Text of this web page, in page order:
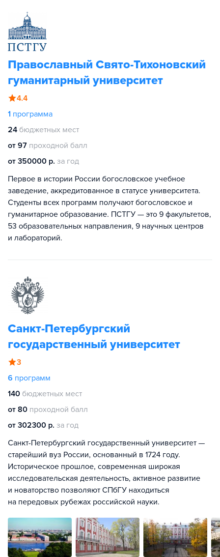
Православный Свято-Тихоновский
гуманитарный университет
4.4
1 программа
24 бюджетных мест
от 97 проходной балл
от 350000 р. за год
Первое в истории России богословское учебное
заведение, аккредитованное в статусе университета.
Студенты всех программ получают богословское и
гуманитарное образование. ПСТГУ — это 9 факультетов,
53 образовательных направления, 9 научных центров
и лабораторий.
Санкт-Петербургский
государственный университет
3
6 программ
140 бюджетных мест
от 80 проходной балл
от 302300 р. за год
Санкт-Петербургский государственный университет —
старейший вуз России, основанный в 1724 году.
Историческое прошлое, современная широкая
исследовательская деятельность, активное развитие
и новаторство позволяют СПбГУ находиться
на передовых рубежах российской науки.